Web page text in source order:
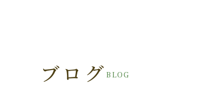
BLOG
ブログ